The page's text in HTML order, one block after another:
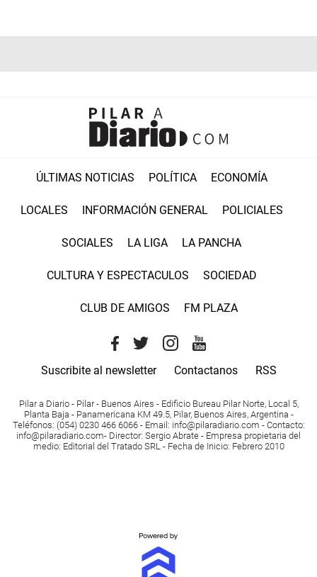
ÚLTIMAS NOTICIAS POLÍTICA ECONOMÍA
LOCALES INFORMACIÓN GENERAL POLICIALES
SOCIALES LA LIGA LA PANCHA
CULTURA Y ESPECTACULOS SOCIEDAD
CLUB DE AMIGOS FM PLAZA
Suscribite al newsletter Contactanos RSS
Pilar a Diario - Pilar - Buenos Aires - Edificio Bureau Pilar Norte, Local 5,
Planta Baja - Panamericana KM 49.5, Pilar, Buenos Aires, Argentina -
Teléfonos: (054) 0230 466 6066 - Email : info@pilaradiario.com - Contacto:
info@pilaradiario.com- Director: Sergio Abrate - Empresa propietaria del
medio: Editorial del Tratado SRL - Fecha de Inicio: Febrero 2010